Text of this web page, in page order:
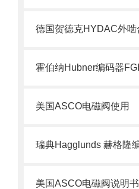
美国ASCO电磁阀使用
美国ASCO电磁阀说明书